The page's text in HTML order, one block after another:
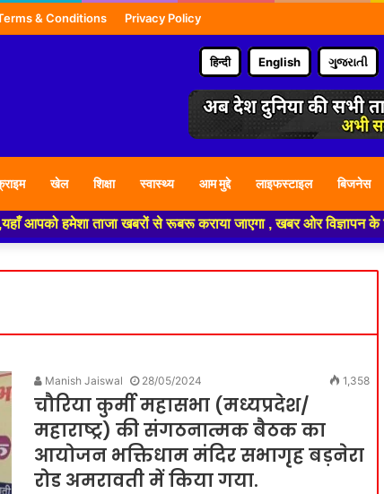
& Conditions Privacy Policy
हिन्दी English ગુજરાતી
खेल शिक्षा स्वास्थ्य आम मुद्दे लाइफस्टाइल बिजनेस
हमेशा ताजा खबरों से रूबरू कराया जाएगा , खबर ओर विज्ञापन
Manish Jaiswal 28/05/2024 1,358
चौरिया कुर्मी महासभा (मध्यप्रदेश/
महाराष्ट्र) की संगठनात्मक बैठक का
आयोजन भक्तिधाम मंदिर सभागृह बड़नेरा
रोड अमरावती में किया गया.